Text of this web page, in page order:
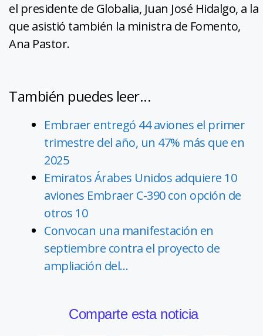
el presidente de Globalia, Juan José Hidalgo, a la
que asistió también la ministra de Fomento,
Ana Pastor.
También puedes leer...
Embraer entregó 44 aviones el primer
trimestre del año, un 47% más que en
2025
Emiratos Árabes Unidos adquiere 10
aviones Embraer C-390 con opción de
otros 10
Convocan una manifestación en
septiembre contra el proyecto de
ampliación del…
Comparte esta noticia